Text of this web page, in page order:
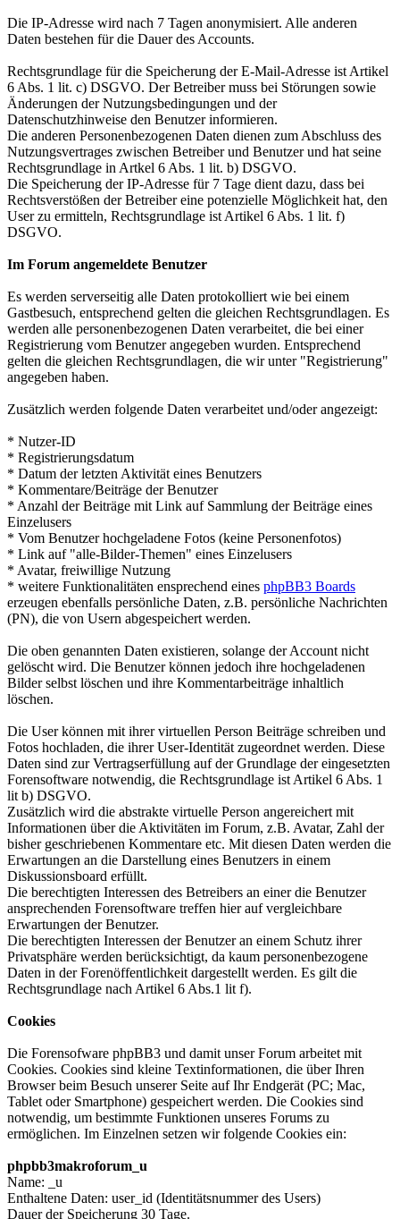
Die IP-Adresse wird nach 7 Tagen anonymisiert. Alle anderen
Daten bestehen für die Dauer des Accounts.
Rechtsgrundlage für die Speicherung der E-Mail-Adresse ist Artikel
6 Abs. 1 lit. c) DSGVO. Der Betreiber muss bei Störungen sowie
Änderungen der Nutzungsbedingungen und der
Datenschutzhinweise den Benutzer informieren.
Die anderen Personenbezogenen Daten dienen zum Abschluss des
Nutzungsvertrages zwischen Betreiber und Benutzer und hat seine
Rechtsgrundlage in Artkel 6 Abs. 1 lit. b) DSGVO.
Die Speicherung der IP-Adresse für 7 Tage dient dazu, dass bei
Rechtsverstößen der Betreiber eine potenzielle Möglichkeit hat, den
User zu ermitteln, Rechtsgrundlage ist Artikel 6 Abs. 1 lit. f)
DSGVO.
Im Forum angemeldete Benutzer
Es werden serverseitig alle Daten protokolliert wie bei einem
Gastbesuch, entsprechend gelten die gleichen Rechtsgrundlagen. Es
werden alle personenbezogenen Daten verarbeitet, die bei einer
Registrierung vom Benutzer angegeben wurden. Entsprechend
gelten die gleichen Rechtsgrundlagen, die wir unter "Registrierung"
angegeben haben.
Zusätzlich werden folgende Daten verarbeitet und/oder angezeigt:
* Nutzer-ID
* Registrierungsdatum
* Datum der letzten Aktivität eines Benutzers
* Kommentare/Beiträge der Benutzer
* Anzahl der Beiträge mit Link auf Sammlung der Beiträge eines
Einzelusers
* Vom Benutzer hochgeladene Fotos (keine Personenfotos)
* Link auf "alle-Bilder-Themen" eines Einzelusers
* Avatar, freiwillige Nutzung
* weitere Funktionalitäten ensprechend eines phpBB3 Boards
erzeugen ebenfalls persönliche Daten, z.B. persönliche Nachrichten
(PN), die von Usern abgespeichert werden.
Die oben genannten Daten existieren, solange der Account nicht
gelöscht wird. Die Benutzer können jedoch ihre hochgeladenen
Bilder selbst löschen und ihre Kommentarbeiträge inhaltlich
löschen.
Die User können mit ihrer virtuellen Person Beiträge schreiben und
Fotos hochladen, die ihrer User-Identität zugeordnet werden. Diese
Daten sind zur Vertragserfüllung auf der Grundlage der eingesetzten
Forensoftware notwendig, die Rechtsgrundlage ist Artikel 6 Abs. 1
lit b) DSGVO.
Zusätzlich wird die abstrakte virtuelle Person angereichert mit
Informationen über die Aktivitäten im Forum, z.B. Avatar, Zahl der
bisher geschriebenen Kommentare etc. Mit diesen Daten werden die
Erwartungen an die Darstellung eines Benutzers in einem
Diskussionsboard erfüllt.
Die berechtigten Interessen des Betreibers an einer die Benutzer
ansprechenden Forensoftware treffen hier auf vergleichbare
Erwartungen der Benutzer.
Die berechtigten Interessen der Benutzer an einem Schutz ihrer
Privatsphäre werden berücksichtigt, da kaum personenbezogene
Daten in der Forenöffentlichkeit dargestellt werden. Es gilt die
Rechtsgrundlage nach Artikel 6 Abs.1 lit f).
Cookies
Die Forensofware phpBB3 und damit unser Forum arbeitet mit
Cookies. Cookies sind kleine Textinformationen, die über Ihren
Browser beim Besuch unserer Seite auf Ihr Endgerät (PC; Mac,
Tablet oder Smartphone) gespeichert werden. Die Cookies sind
notwendig, um bestimmte Funktionen unseres Forums zu
ermöglichen. Im Einzelnen setzen wir folgende Cookies ein:
phpbb3makroforum_u
Name: _u
Enthaltene Daten: user_id (Identitätsnummer des Users)
Dauer der Speicherung 30 Tage.